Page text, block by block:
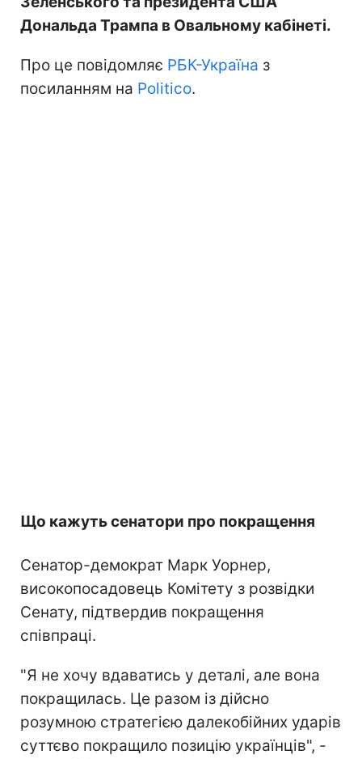
Дональда Трампа в Овальному кабінеті.
Про це повідомляє РБК-Україна з
посиланням на Politico.
Що кажуть сенатори про покращення
Сенатор-демократ Марк Уорнер,
високопосадовець Комітету з розвідки
Сенату, підтвердив покращення
співпраці.
"Я не хочу вдаватись у деталі, але вона
покращилась. Це разом із дійсно
розумною стратегією далекобійних ударів
суттєво покращило позицію українців", -